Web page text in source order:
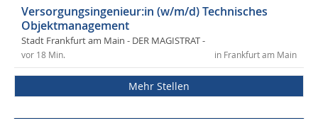
Versorgungsingenieur:in (w/m/d) Technisches
Objektmanagement
Stadt Frankfurt am Main - DER MAGISTRAT -
in Frankfurt am Main
vor 18 Min.
Mehr Stellen